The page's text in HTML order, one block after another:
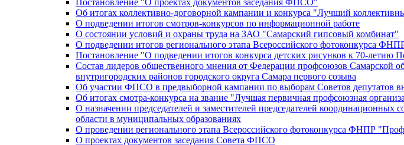
Об итогах коллективно-договорной кампании и конкурса "Лучший
О подведении итогов смотров-конкурсов по информационной работе
О состоянии условий и охраны труда на ЗАО "Самарский гипсовый комбинат"
О подведении итогов регионального этапа Всероссийского фотоконкурса
Постановление "О подведении итогов конкурса детских рисунков к 70-
Состав лидеров общественного мнения от Федерации профсоюзов Самарской
внутригородских районов городского округа Самара первого созыва
Об участии ФПСО в предвыборной кампании по выборам Советов депутатов
Об итогах смотра-конкурса на звание "Лучшая первичная профсоюзная
О назначении председателей и заместителей председателей
области в муниципальных образованиях
О проведении регионального этапа Всероссийского фотоконкурса ФНПР
О проектах документов заседания Совета ФПСО